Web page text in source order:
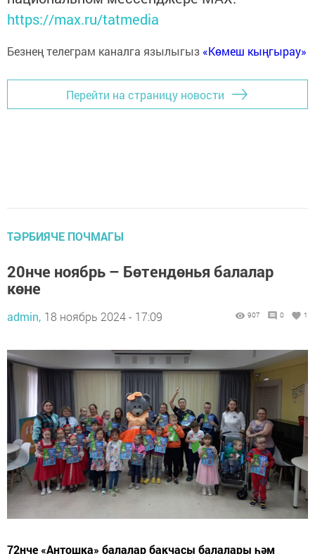
https://max.ru/tatmedia
Безнең телеграм каналга язылыгыз «Көмеш кыңгырау»
Перейти на страницу новости
ТӘРБИЯЧЕ ПОЧМАГЫ
20нче ноябрь – Бөтендөнья балалар
көне
admin, 18 ноябрь 2024 - 17:09 907 0 1
72нче «Антошка» балалар бакчасы балалары һәм